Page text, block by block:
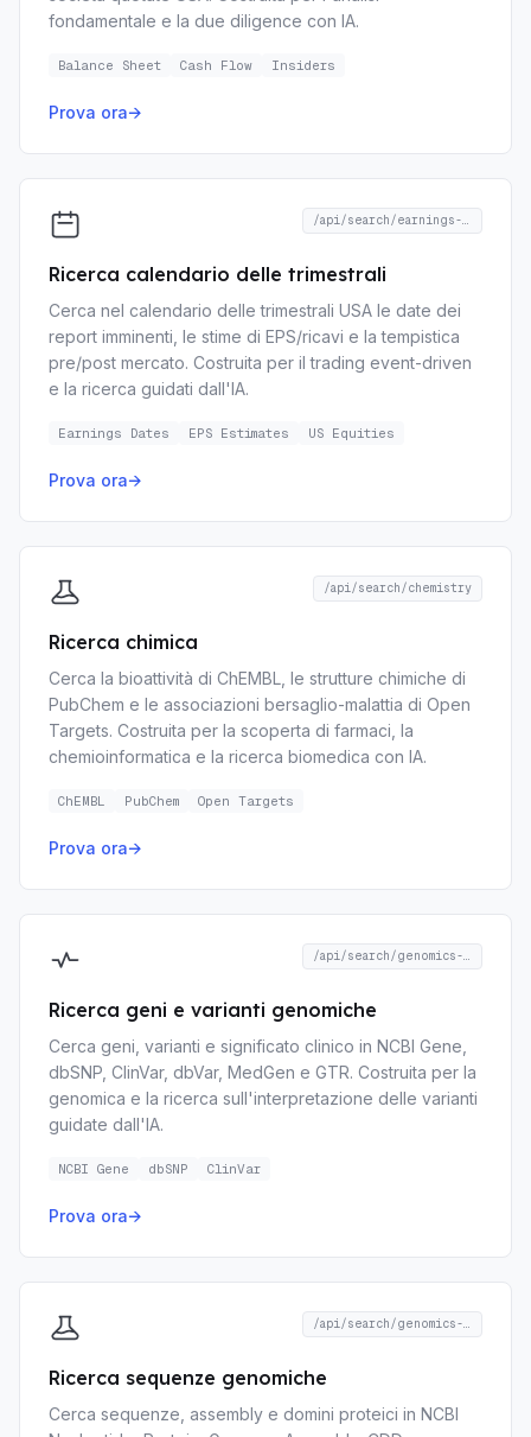
fondamentale e la due diligence con IA.
Balance Sheet Cash Flow Insiders
Prova ora→
Ricerca calendario delle trimestrali
Cerca nel calendario delle trimestrali USA le date dei
report imminenti, le stime di EPS/ricavi e la tempistica
pre/post mercato. Costruita per il trading event-driven
e la ricerca guidati dall'IA.
Earnings Dates EPS Estimates US Equities
Prova ora→
/api/search/chemistry
Ricerca chimica
Cerca la bioattività di ChEMBL, le strutture chimiche di
PubChem e le associazioni bersaglio-malattia di Open
Targets. Costruita per la scoperta di farmaci, la
chemioinformatica e la ricerca biomedica con IA.
ChEMBL PubChem Open Targets
Prova ora→
Ricerca geni e varianti genomiche
Cerca geni, varianti e significato clinico in NCBI Gene,
dbSNP, ClinVar, dbVar, MedGen e GTR. Costruita per la
genomica e la ricerca sull'interpretazione delle varianti
guidate dall'IA.
NCBI Gene dbSNP ClinVar
Prova ora→
Ricerca sequenze genomiche
Cerca sequenze, assembly e domini proteici in NCBI